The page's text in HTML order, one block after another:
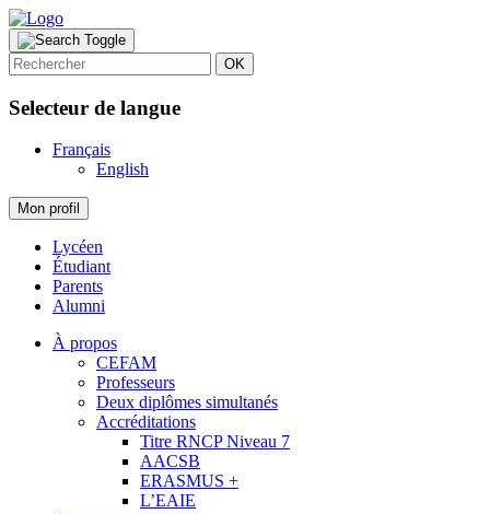
OK
Selecteur de langue
Français
English
Mon profil
Lycéen
Étudiant
Parents
Alumni
À propos
CEFAM
Professeurs
Deux diplômes simultanés
Accréditations
Titre RNCP Niveau 7
AACSB
ERASMUS +
L’EAIE